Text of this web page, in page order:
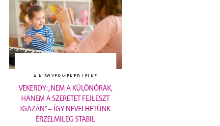
A KISGYERMEKED LELKE
VEKERDY: „NEM A KÜLÖNÓRÁK,
HANEM A SZERETET FEJLESZT
IGAZÁN” – ÍGY NEVELHETÜNK
ÉRZELMILEG STABIL